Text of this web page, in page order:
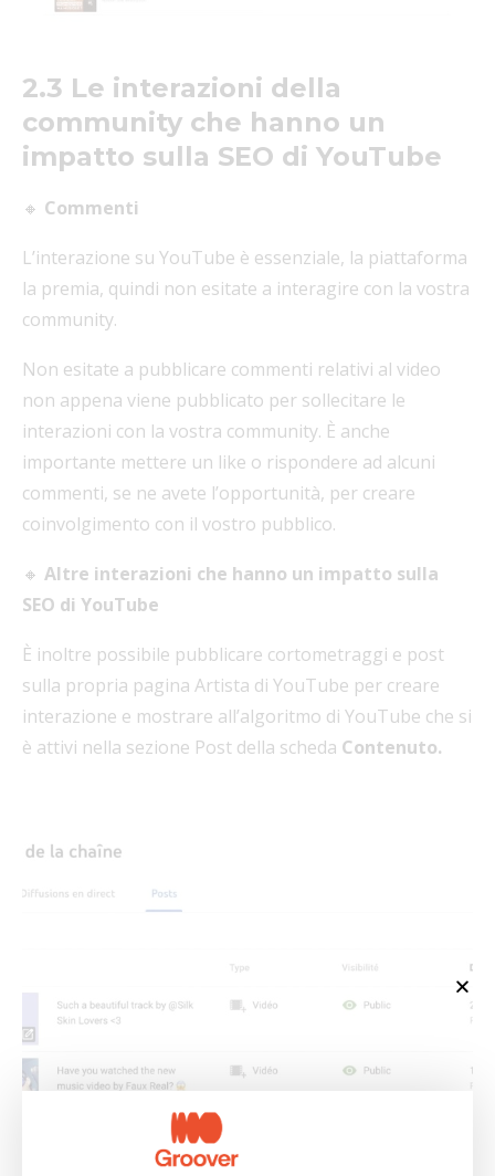
2.3 Le interazioni della
community che hanno un
impatto sulla SEO di YouTube
🔸 Commenti
L’interazione su YouTube è essenziale, la piattaforma
la premia, quindi non esitate a interagire con la vostra
community.
Non esitate a pubblicare commenti relativi al video
non appena viene pubblicato per sollecitare le
interazioni con la vostra community. È anche
importante mettere un like o rispondere ad alcuni
commenti, se ne avete l’opportunità, per creare
coinvolgimento con il vostro pubblico.
🔸 Altre interazioni che hanno un impatto sulla
SEO di YouTube
È inoltre possibile pubblicare cortometraggi e post
sulla propria pagina Artista di YouTube per creare
interazione e mostrare all’algoritmo di YouTube che si
è attivi nella sezione Post della scheda Contenuto.